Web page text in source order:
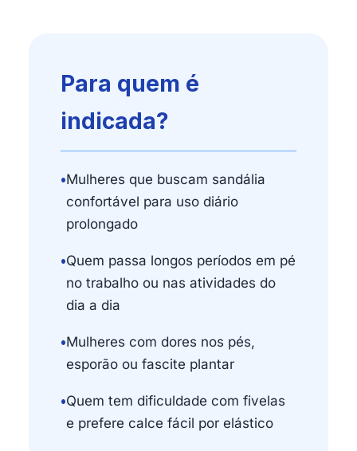
Para quem é
indicada?
•Mulheres que buscam sandália
confortável para uso diário
prolongado
•Quem passa longos períodos em pé
no trabalho ou nas atividades do
dia a dia
•Mulheres com dores nos pés,
esporão ou fascite plantar
•Quem tem dificuldade com fivelas
e prefere calce fácil por elástico